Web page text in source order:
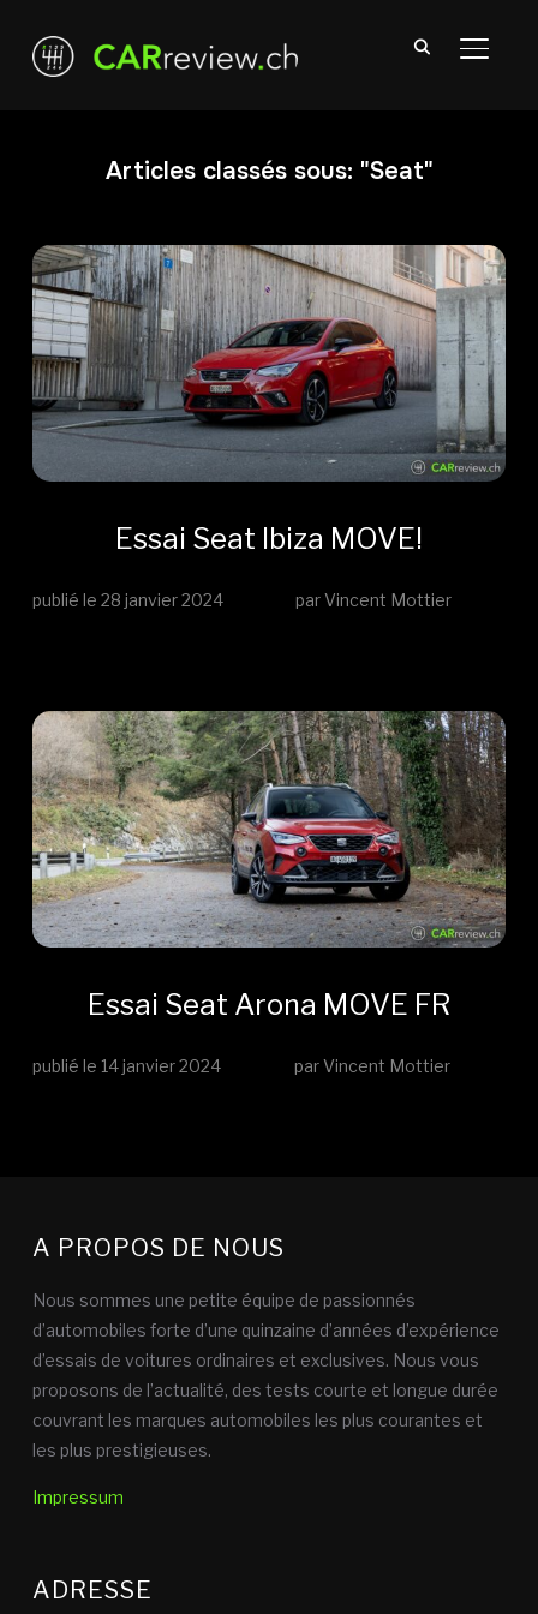
Articles classés sous: "Seat"
Essai Seat Ibiza MOVE!
publié le 28 janvier 2024 par Vincent Mottier
Essai Seat Arona MOVE FR
publié le 14 janvier 2024 par Vincent Mottier
A PROPOS DE NOUS
Nous sommes une petite équipe de passionnés
d’automobiles forte d’une quinzaine d’années d’expérience
d’essais de voitures ordinaires et exclusives. Nous vous
proposons de l’actualité, des tests courte et longue durée
couvrant les marques automobiles les plus courantes et
les plus prestigieuses.
Impressum
ADRESSE